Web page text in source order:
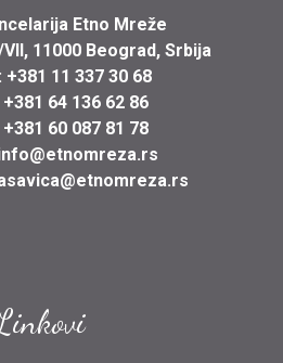
Etno Mreže
11000 Beograd, Srbija
+381 11 337 30 68
+381 64 136 62 86
+381 60 087 81 78